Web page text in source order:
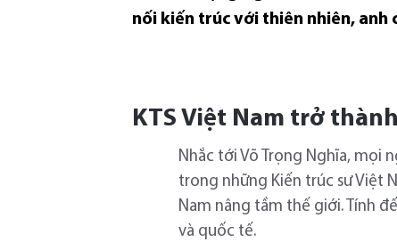
nối kiến trúc với thiên nhiên, anh
KTS Việt Nam trở
Nhắc tới Võ Trọng Nghĩa, mọi
trong những Kiến trúc sư Việt
Nam nâng tầm thế giới. Tính
và quốc tế.